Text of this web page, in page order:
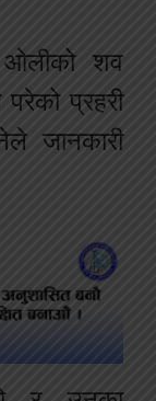
ओलीको शव
प्रहरी
जानकारी